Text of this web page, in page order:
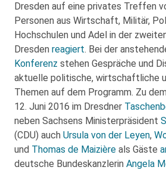
Dresden auf eine privates Treffen
Personen aus Wirtschaft, Militär,
Hochschulen und Adel in der
Dresden reagiert. Bei der
Konferenz stehen Gespräche und
aktuelle politische, wirtschaftliche
Themen auf dem Programm. Zu
12. Juni 2016 im Dresdner
neben Sachsens Ministerpräsident
(CDU) auch Ursula von der Leyen,
und Thomas de Maizière als Gäste
deutsche Bundeskanzlerin Angela